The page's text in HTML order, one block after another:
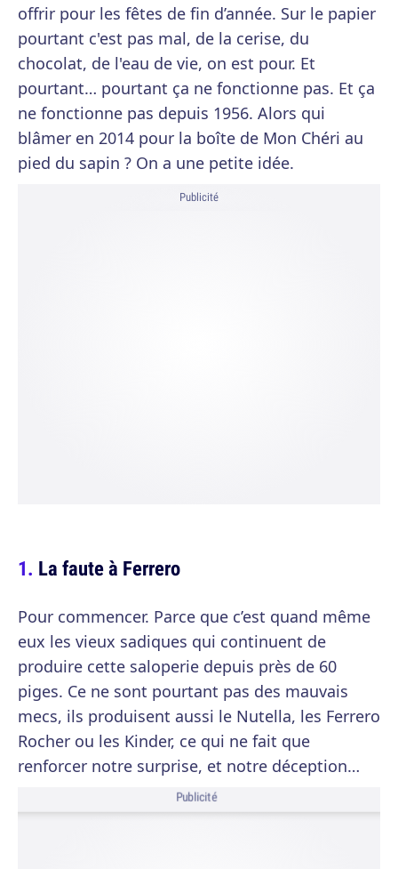
offrir pour les fêtes de fin d’année. Sur le papier
pourtant c'est pas mal, de la cerise, du
chocolat, de l'eau de vie, on est pour. Et
pourtant… pourtant ça ne fonctionne pas. Et ça
ne fonctionne pas depuis 1956. Alors qui
blâmer en 2014 pour la boîte de Mon Chéri au
pied du sapin ? On a une petite idée.
Publicité
La faute à Ferrero
Pour commencer. Parce que c’est quand même
eux les vieux sadiques qui continuent de
produire cette saloperie depuis près de 60
piges. Ce ne sont pourtant pas des mauvais
mecs, ils produisent aussi le Nutella, les Ferrero
Rocher ou les Kinder, ce qui ne fait que
renforcer notre surprise, et notre déception…
Publicité